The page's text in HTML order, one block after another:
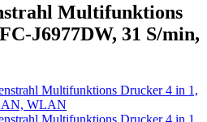
Multifunktions
J6977DW, 31 S/min,